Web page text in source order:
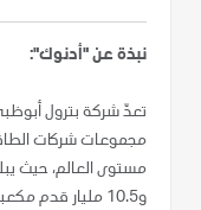
نبذة عن "أدنوك":
تعدّ شركة بترول
مجموعات شركات